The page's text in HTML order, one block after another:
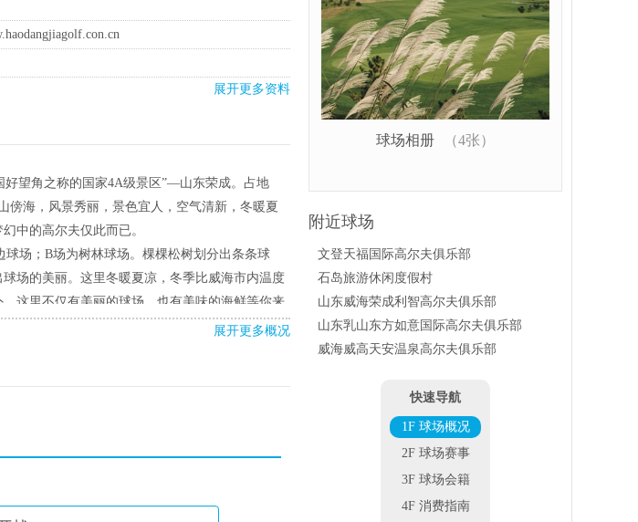
展开更多资料
望角之称的国家4A级景区”—山东荣成。占地
傍海，风景秀丽，景色宜人，空气清新，冬暖夏
中的高尔夫仅此而已。
球场；B场为树林球场。棵棵松树划分出条条球
场的美丽。这里冬暖夏凉，冬季比威海市内温度
这里不仅有美丽的球场，也有美味的海鲜等你来
展开更多概况
球场相册 （4张）
附近球场
文登天福国际高尔夫俱乐部
石岛旅游休闲度假村
山东威海荣成利智高尔夫俱乐部
山东乳山东方如意国际高尔夫俱乐部
威海威高天安温泉高尔夫俱乐部
快速导航
1F 球场概况
2F 球场赛事
3F 球场会籍
4F 消费指南